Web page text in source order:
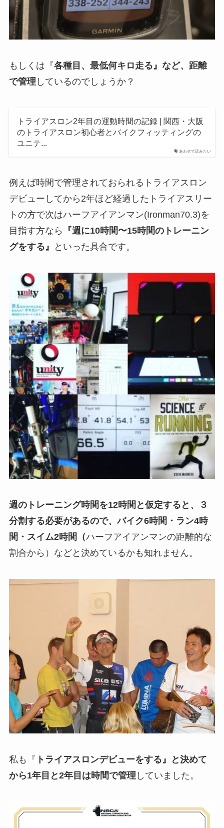
もしくは『各種目、最低何キロ走る』など、距離
で管理 しているのでしょうか？
あわせて読みたい
トライアスロン2年目の運動時間の記録 | 関西・大阪
のトライアスロン初心者とバイクフィッティングの
ユニテ...
例えば時間で管理されておられるトライアスロン
デビューしてから2年ほど経過したトライアスリー
トの方で次はハーフアイアンマン(Ironman70.3)を
目指す方なら
『週に10時間〜15時間のトレーニン
グをする』
といった具合です。
週のトレーニング時間を12時間と仮定すると、３
分割する必要があるので、バイク6時間・ラン4時
間・スイム2時間（ハーフアイアンマンの距離的な
割合から）などと決めているかも知れません。
私も『 トライアスロンデビューをする』と決めて
から1年目と2年目は時間で管理 していました。